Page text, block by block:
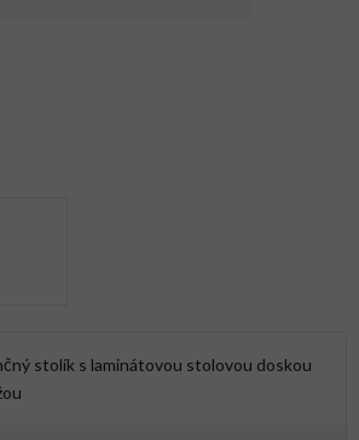
stolík s laminátovou stolovou doskou